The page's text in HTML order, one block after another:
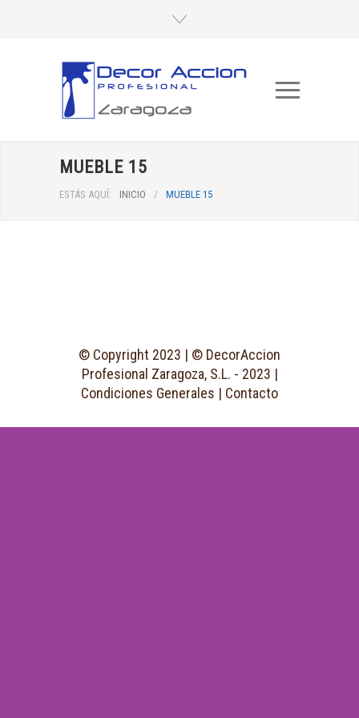
MUEBLE 15
ESTÁS AQUÍ: INICIO / MUEBLE 15
© Copyright 2023 | © DecorAccion
Profesional Zaragoza, S.L. - 2023 |
Condiciones Generales | Contacto